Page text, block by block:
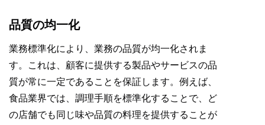
品質の均一化
業務標準化により、業務の品質が均一化されま
す。これは、顧客に提供する製品やサービスの品
質が常に一定であることを保証します。例えば、
食品業界では、調理手順を標準化することで、ど
の店舗でも同じ味や品質の料理を提供することが